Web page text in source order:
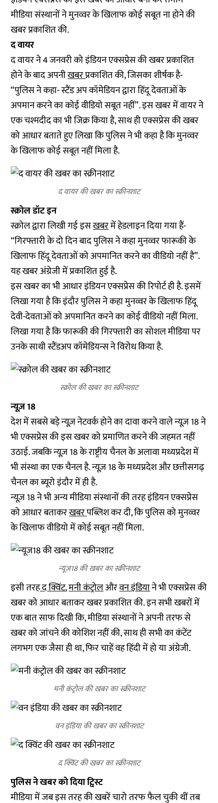
मीडिया संस्थानों ने मुनव्वर के खिलाफ कोई सबूत ना होने की
खबर प्रकाशित की.
द वायर
द वायर ने 4 जनवरी को इंडियन एक्सप्रेस की खबर प्रकाशित
होने के बाद अपनीखबरप्रकाशित की, जिसका शीर्षक है-
“पुलिस ने कहा- स्टैंड अप कॉमेडियन द्वारा हिंदू देवताओं के
अपमान करने का कोई वीडियो सबूत नहीं”. इस खबर में वायर ने
एक चश्मदीद का भी जिक्र किया है, साथ ही एक्सप्रेस की खबर
को आधार बताते हुए लिखा कि पुलिस ने भी कहा है कि मुनव्वर
के खिलाफ कोई सबूत नहीं मिला है.
द वायर की खबर का स्क्रीनशाट
स्क्रोल डॉट इन
स्क्रोल द्वारा लिखी गई इसखबरमें हेडलाइन दिया गया हैं-
“गिरफ्तारी के दो दिन बाद पुलिस ने कहा मुनव्वर फारूकी के
खिलाफ हिंदू देवताओं को अपमानित करने का वीडियो नहीं है”.
यह खबर अंग्रेजी में प्रकाशित हुई है.
इस खबर का भी आधार इंडियन एक्सप्रेस की रिपोर्ट ही है. इसमें
लिखा गया है कि इंदौर पुलिस ने कहा मुनव्वर के खिलाफ हिंदू
देवी-देवताओं को अपमानित करने का कोई वीडियो नहीं मिला.
लिखा गया है कि फारूकी की गिरफ्तारी का सोशल मीडिया पर
उनके साथी स्टैंडअप कॉमेडियन्स ने विरोध किया है.
स्क्रोल की खबर का स्क्रीनशाट
न्यूज़ 18
देश में सबसे बड़े न्यूज़ नेटवर्क होने का दावा करने वाले न्यूज़ 18 ने
भी एक्सप्रेस की इस खबर को प्रमाणित करने की जहमत नहीं
उठाई. जबकि न्यूज़ 18 के राष्ट्रीय चैनल के अलावा मध्यप्रदेश में
भी संस्था का एक चैनल है. न्यूज़ 18 के मध्यप्रदेश और छत्तीसगढ़
चैनल का ब्यूरो इंदौर में ही है.
न्यूज़ 18 ने भी अन्य मीडिया संस्थानों की तरह इंडियन एक्सप्रेस
को आधार बताकरखबरपब्लिश कर दी, कि पुलिस को मुनव्वर
के खिलाफ वीडियो में कोई सबूत नहीं मिला.
न्यूज18 की खबर का स्क्रीनशाट
इसी तरहद क्विंट,मनी कंट्रोलऔरवन इंडियाने भी एक्सप्रेस की
खबर को आधार बताकर खबर प्रकाशित की. इन सभी खबरों में
एक बात साफ दिखी कि, मीडिया संस्थानों ने अपनी तरफ से
खबर को जांचने की कोशिश नहीं की, साथ ही सभी का कंटेंट
लगभग एक जैसा ही था, फिर चाहें वह हिंदी में हो या अंग्रेजी.
मनी कंट्रोल की खबर का स्क्रीनशाट
वन इंडिया की खबर का स्क्रीनशाट
द क्विंट की खबर का स्क्रीनशाट
पुलिस ने खबर को दिया ट्विस्ट
मीडिया में जब इस तरह की खबरें चारो तरफ फैल चुकी थीं तब